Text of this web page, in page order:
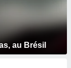
au Brésil